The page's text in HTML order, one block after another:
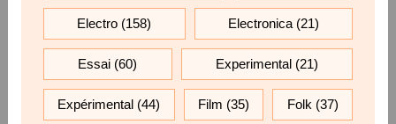
Electro (158) Electronica(21)
Essai (60) Experimental(21)
Expérimental (44) Film (35) Folk (37)